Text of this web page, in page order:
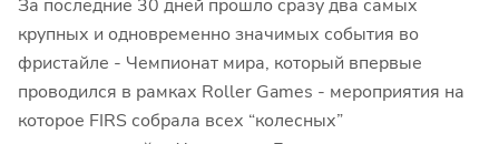
За последние 30 дней прошло сразу два самых
крупных и одновременно значимых события во
фристайле - Чемпионат мира, который впервые
проводился в рамках Roller Games - мероприятия на
которое FIRS собрала всех “колесных”